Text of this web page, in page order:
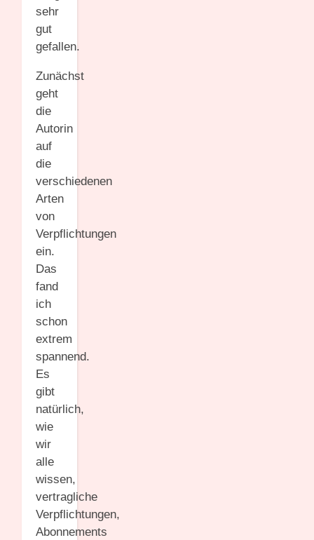
sehr
gut
gefallen.
Zunächst
geht
die
Autorin
auf
die
verschiedenen
Arten
von
Verpflichtungen
ein.
Das
fand
ich
schon
extrem
spannend.
Es
gibt
natürlich,
wie
wir
alle
wissen,
vertragliche
Verpflichtungen,
Abonnements